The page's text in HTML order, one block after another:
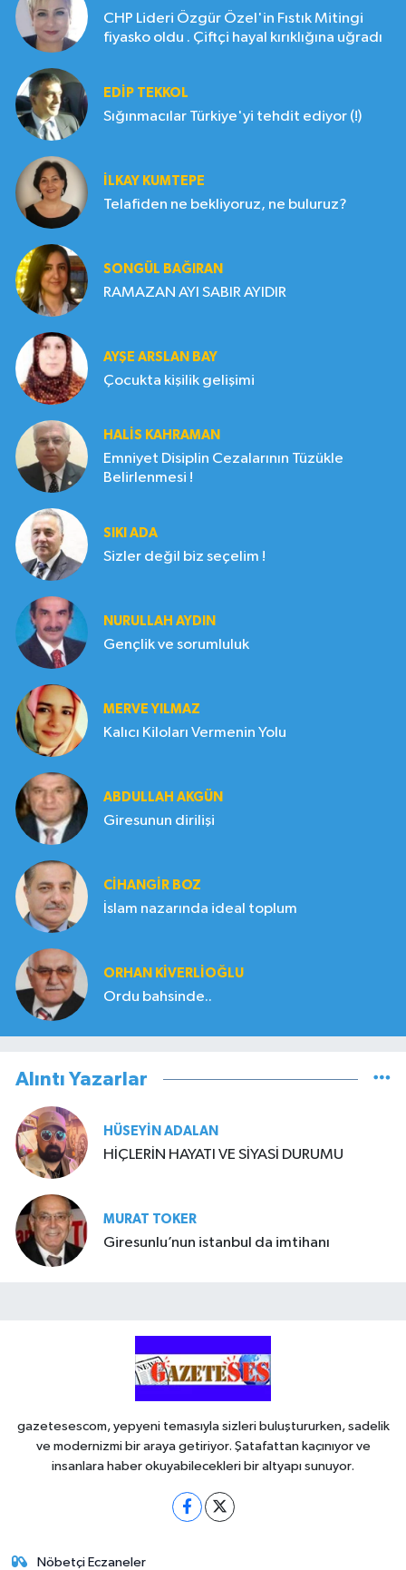
CHP Lideri Özgür Özel'in Fıstık Mitingi
fiyasko oldu . Çiftçi hayal kırıklığına uğradı
EDIP TEKKOL
Sığınmacılar Türkiye'yi tehdit ediyor (!)
İLKAY KUMTEPE
Telafiden ne bekliyoruz, ne buluruz?
SONGÜL BAĞIRAN
RAMAZAN AYI SABIR AYIDIR
AYŞE ARSLAN BAY
Çocukta kişilik gelişimi
HALIS KAHRAMAN
Emniyet Disiplin Cezalarının Tüzükle
Belirlenmesi !
SIKI ADA
Sizler değil biz seçelim !
NURULLAH AYDIN
Gençlik ve sorumluluk
MERVE YILMAZ
Kalıcı Kiloları Vermenin Yolu
ABDULLAH AKGÜN
Giresunun dirilişi
CIHANGIR BOZ
İslam nazarında ideal toplum
ORHAN KIVERLIOĞLU
Ordu bahsinde..
Alıntı Yazarlar
HÜSEYIN ADALAN
HİÇLERİN HAYATI VE SİYASİ DURUMU
MURAT TOKER
Giresunlu’nun istanbul da imtihanı
gazetesescom, yepyeni temasıyla sizleri buluştururken, sadelik
ve modernizmi bir araya getiriyor. Şatafattan kaçınıyor ve
insanlara haber okuyabilecekleri bir altyapı sunuyor.
Nöbetçi Eczaneler